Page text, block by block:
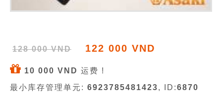
128 000 VND 122 000 VND
10 000 VND 运费 !
最小库存管理单元: 6923785481423, ID:6870